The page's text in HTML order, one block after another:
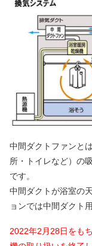
中間ダクトファンと
所・トイレなど）の
です。
中間ダクトが浴室の
ョンでは中間ダクト
2022年2月28日をも